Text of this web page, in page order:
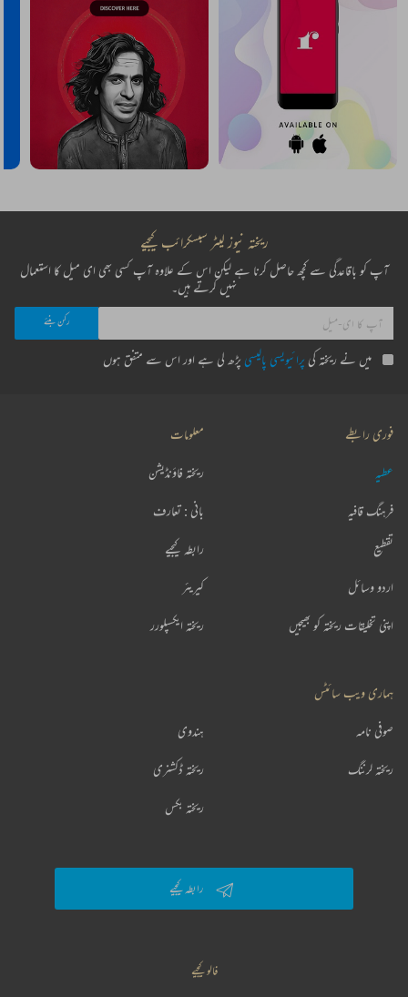
ریختہ نیوز لیٹر سبسکرائب کیجیے
آپ کو باقاعدگی سے کچھ حاصل کرنا ہے لیکن اس کے علاوہ آپ کسی بھی ای میل کا استعمال
نہیں کرتے ہیں۔
میں نے ریختہ کی پرائیویسی پالیسی پڑھ لی ہے اور اس سے متفق ہوں
فوری رابطے
عطیہ
فرہنگ قافیہ
تقطیع
اردو وسائل
اپنی تخلیقات ریختہ کو بھیجیں
معلومات
ریختہ فاؤنڈیشن
بانی : تعارف
رابطہ کیجیے
کیریئر
ریختہ ایکسپلورر
ہماری ویب سائٹس
ہندوی صوفی نامہ
ریختہ ڈکشنری ریختہ لرننگ
ریختہ بکس
رابطہ کیجیے
فالو کیجیے